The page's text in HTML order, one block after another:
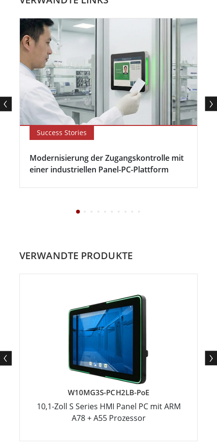
Success Stories
Modernisierung der Zugangskontrolle mit
einer industriellen Panel-PC-Plattform
VERWANDTE PRODUKTE
W10MG3S-PCH2LB-PoE
10,1-Zoll S Series HMI Panel PC mit ARM
A78 + A55 Prozessor